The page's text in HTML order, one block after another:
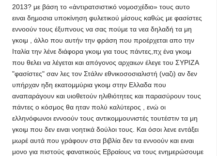
2013? με βάση το «ἀντιρατσιστικό νομοσχέδιο» τους αυτο
ειναι δημοσια υποκίνηση φυλετικού μίσους καθώς με φασίστες
εννοούν τους έξυπνους να σας πούμε τα νεα δηλαδή τα μη
γκοιμ , άλλο που αυτήν την φράση που προέρχεται απο την
Ιταλία την λένε διάφορα γκοιμ για τους πάντες,πχ ένα γκοιμ
που θελει να λέγεται και απόγονος αρχαιων έλεγε του ΣΥΡΙΖΑ
"φασίστες" σαν λες τον Στάλιν εθνικοσοσιαλιστή (ναζι) αν δεν
υπήρχαν ηδη εκατομμύρια γκοιμ στην Ελλαδα που
αναπαράγουν και υιοθετούν ηλιθιότητες και παρασύρουν τους
πάντες ο κόσμος θα ηταν πολύ καλύτερος , ενώ οι
ελληνόφωνοι εννοούν τους αντικομμουνιστές τουτέστιν τα μη
γκοιμ που δεν ειναι νοητικά δούλοι τους. Και όσοι λενε εντάξει
μωρέ αυτά που γράφουν στα βιβλία δεν τα εννοούν και ειναι
μονο για πιστούς φανατικούς Εβραίους να τους ενημερώσουμε